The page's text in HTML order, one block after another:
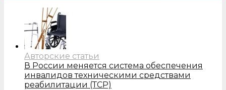
Авторские статьи
В России меняется система обеспечения
инвалидов техническими средствами
реабилитации (ТСР)